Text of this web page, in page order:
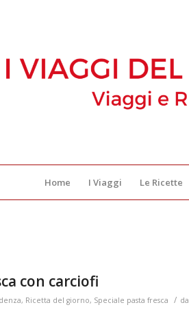
Home I Viaggi Le Ricette
con carciofi
, Ricetta del giorno, Speciale pasta fresca / da